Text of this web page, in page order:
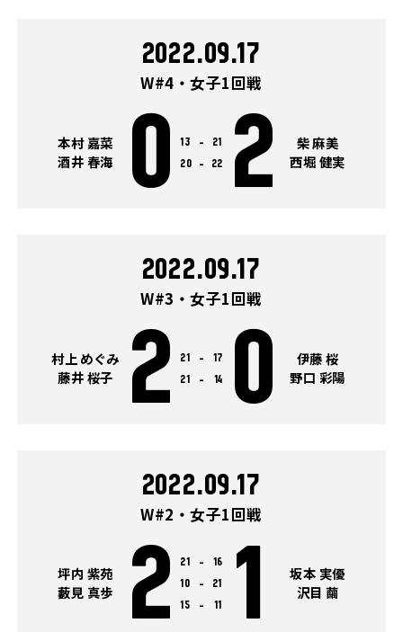
2022.09.17
W#4・女子1回戦
本村 嘉菜
酒井 春海
0 13 -
21
20
- 22 2
柴 麻美
西堀 健実
2022.09.17
W#3・女子1回戦
村上 めぐみ
藤井 桜子
2 21 -
17
21
- 14 0
伊藤 桜
野口 彩陽
2022.09.17
W#2・女子1回戦
坪内 紫苑
藪見 真歩
2 21 -
16
10
-
21
15
- 11 1
坂本 実優
沢目 繭